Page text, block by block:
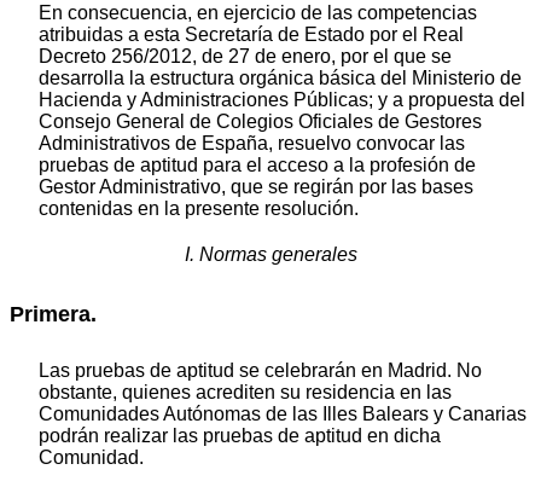
En consecuencia, en ejercicio de las competencias
atribuidas a esta Secretaría de Estado por el Real
Decreto 256/2012, de 27 de enero, por el que se
desarrolla la estructura orgánica básica del Ministerio de
Hacienda y Administraciones Públicas; y a propuesta del
Consejo General de Colegios Oficiales de Gestores
Administrativos de España, resuelvo convocar las
pruebas de aptitud para el acceso a la profesión de
Gestor Administrativo, que se regirán por las bases
contenidas en la presente resolución.
I. Normas generales
Primera.
Las pruebas de aptitud se celebrarán en Madrid. No
obstante, quienes acrediten su residencia en las
Comunidades Autónomas de las Illes Balears y Canarias
podrán realizar las pruebas de aptitud en dicha
Comunidad.